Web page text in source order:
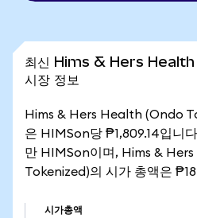
최신 Hims & Hers
시장 정보
Hims & Hers Health (Ondo
은 HIMSon당 ₱1,809.14입니
만 HIMSon이며, Hims &
Tokenized)의 시가 총액은
시가총액